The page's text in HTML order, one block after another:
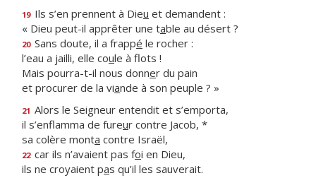
19 Ils s’en prennent à Dieu et demandent :
« Dieu peut-il apprêter une table au désert ?
20 Sans doute, il a frappé le rocher :
l’eau a jailli, elle coule à flots !
Mais pourra-t-il nous donner du pain
et procurer de la viande à son peuple ? »
21 Alors le Seigneur entendit et s’emporta,
il s’enflamma de fureur contre Jacob, *
sa colère monta contre Israël,
22 car ils n’avaient pas foi en Dieu,
ils ne croyaient pas qu’il les sauverait.